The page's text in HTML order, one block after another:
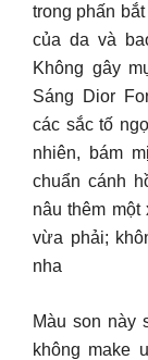
trong phấn
của da và
Không gây
Sáng Dior
các sắc tố
nhiên, bám
chuẩn cánh
nâu thêm
vừa phải;
nha
Màu son này
không make